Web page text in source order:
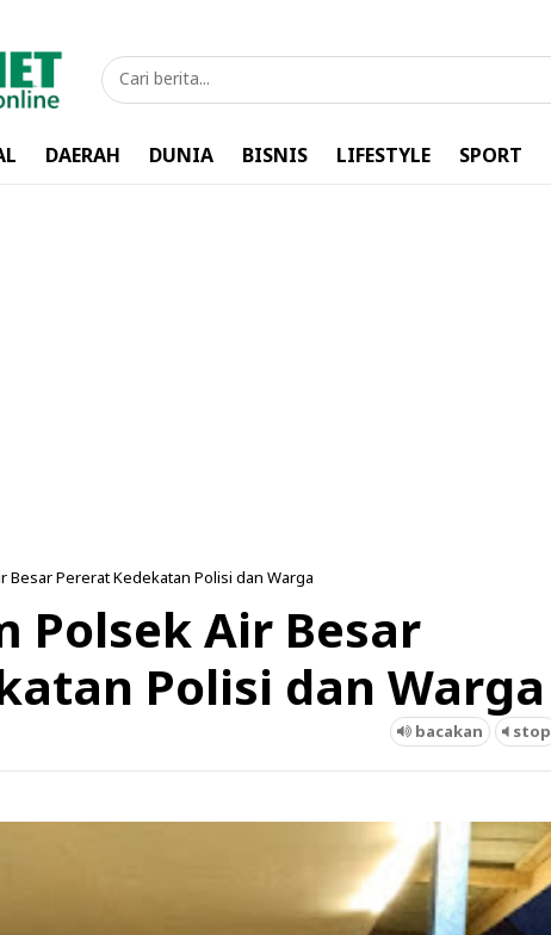
DAERAH DUNIA BISNIS LIFESTYLE SPORT
Besar Pererat Kedekatan Polisi dan Warga
Polsek Air Besar
Polisi dan Warga
bacakan stop